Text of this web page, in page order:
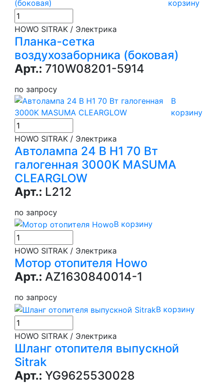
корзину
HOWO SITRAK / Электрика
Планка-сетка
воздухозаборника (боковая)
Арт.: 710W08201-5914
по запросу
В
корзину
HOWO SITRAK / Электрика
Автолампа 24 В H1 70 Вт
галогенная 3000K MASUMA
CLEARGLOW
Арт.: L212
по запросу
В корзину
HOWO SITRAK / Электрика
Мотор отопителя Howo
Арт.: AZ1630840014-1
по запросу
В корзину
HOWO SITRAK / Электрика
Шланг отопителя выпускной
Sitrak
Арт.: YG9625530028